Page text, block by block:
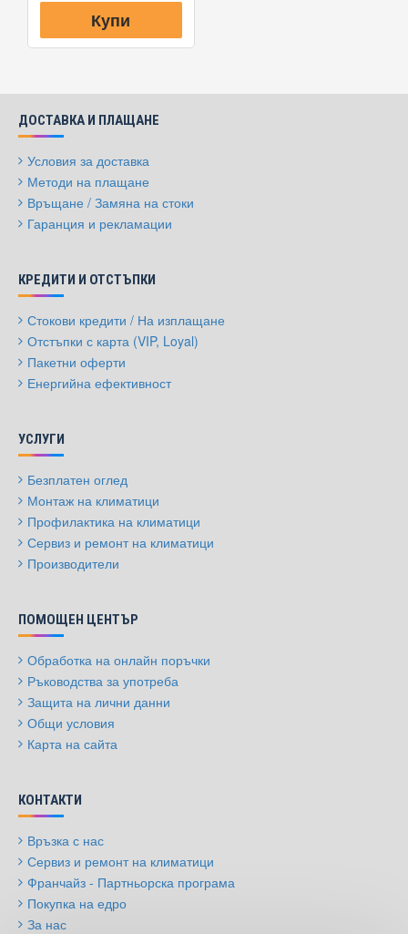
Купи
ДОСТАВКА И ПЛАЩАНЕ
Условия за доставка
Методи на плащане
Връщане / Замяна на стоки
Гаранция и рекламации
КРЕДИТИ И ОТСТЪПКИ
Стокови кредити / На изплащане
Отстъпки с карта (VIP, Loyal)
Пакетни оферти
Енергийна ефективност
УСЛУГИ
Безплатен оглед
Монтаж на климатици
Профилактика на климатици
Сервиз и ремонт на климатици
Производители
ПОМОЩЕН ЦЕНТЪР
Обработка на онлайн поръчки
Ръководства за употреба
Защита на лични данни
Общи условия
Карта на сайта
КОНТАКТИ
Връзка с нас
Сервиз и ремонт на климатици
Франчайз - Партньорска програма
Покупка на едро
За нас